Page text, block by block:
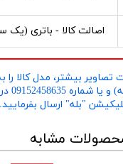
اصالت کالا - باتری (یک
بیشتر، مدل کالا
​​​​​​​(سمت
"بله" ارسال بفرمایید.
مشابه